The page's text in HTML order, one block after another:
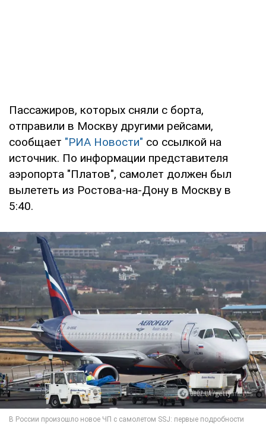
Пассажиров, которых сняли с борта,
отправили в Москву другими рейсами,
сообщает "РИА Новости" со ссылкой на
источник. По информации представителя
аэропорта "Платов", самолет должен был
вылететь из Ростова-на-Дону в Москву в
5:40.